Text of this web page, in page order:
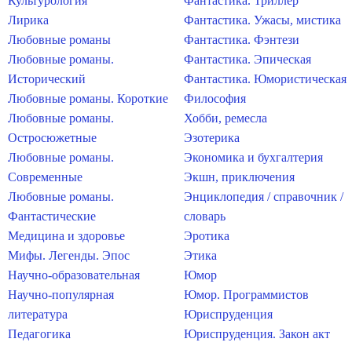
Лирика
Любовные романы
Любовные романы.
Исторический
Любовные романы. Короткие
Любовные романы.
Остросюжетные
Любовные романы.
Современные
Любовные романы.
Фантастические
Медицина и здоровье
Мифы. Легенды. Эпос
Научно-образовательная
Научно-популярная
литература
Педагогика
Фантастика. Ужасы, мистика
Фантастика. Фэнтези
Фантастика. Эпическая
Фантастика. Юмористическая
Философия
Хобби, ремесла
Эзотерика
Экономика и бухгалтерия
Экшн, приключения
Энциклопедия / справочник /
словарь
Эротика
Этика
Юмор
Юмор. Программистов
Юриспруденция
Юриспруденция. Закон акт